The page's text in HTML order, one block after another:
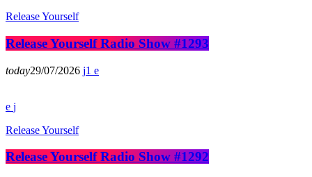
Release Yourself
Release Yourself Radio Show #1293
today29/07/2026 1
Release Yourself
Release Yourself Radio Show #1292